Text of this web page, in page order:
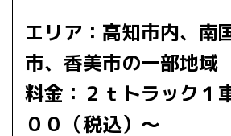
エリア：高知市内、南
市、香美市の一部地域
料金：２ｔトラック１
００（税込）～